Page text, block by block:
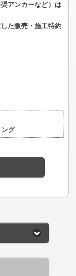
アンカーなど）は
た販売・施工特約
ング